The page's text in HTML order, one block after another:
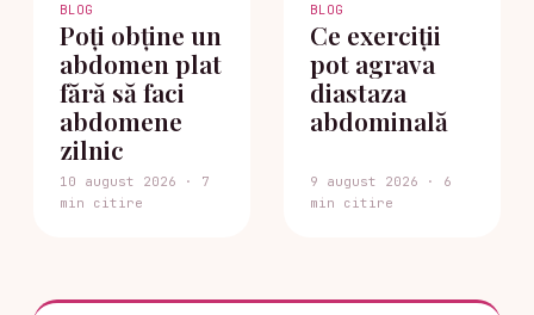
BLOG
Poți obține un
abdomen plat
fără să faci
abdomene
zilnic
10 august 2026 · 7
min citire
BLOG
Ce exerciții
pot agrava
diastaza
abdominală
9 august 2026 · 6
min citire